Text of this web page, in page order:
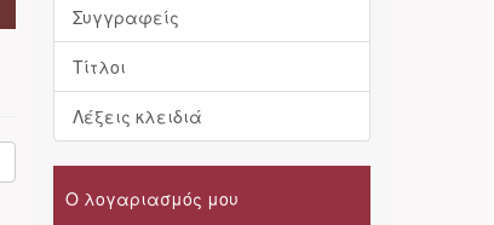
Συγγραφείς
Τίτλοι
Λέξεις κλειδιά
Ο λογαριασμός μου